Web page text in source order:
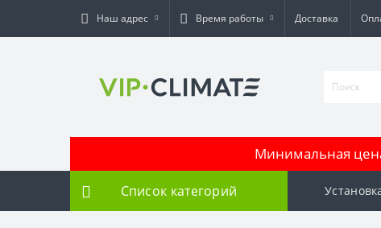
Наш адрес Время работы Доставка
Минимальная
Список категорий